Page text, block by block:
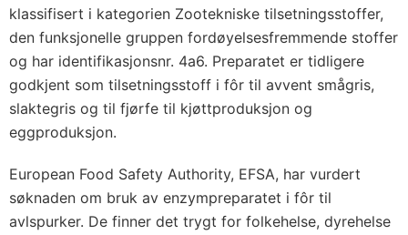
klassifisert i kategorien Zootekniske tilsetningsstoffer,
den funksjonelle gruppen fordøyelsesfremmende stoffer
og har identifikasjonsnr. 4a6. Preparatet er tidligere
godkjent som tilsetningsstoff i fôr til avvent smågris,
slaktegris og til fjørfe til kjøttproduksjon og
eggproduksjon.
European Food Safety Authority, EFSA, har vurdert
søknaden om bruk av enzympreparatet i fôr til
avlspurker. De finner det trygt for folkehelse, dyrehelse